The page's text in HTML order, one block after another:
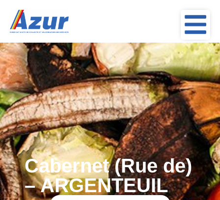
Cabernet (Rue de)
– ARGENTEUIL